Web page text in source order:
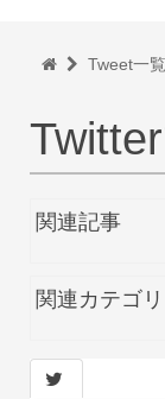
Tweet一覧
関連記事
関連カテゴリ